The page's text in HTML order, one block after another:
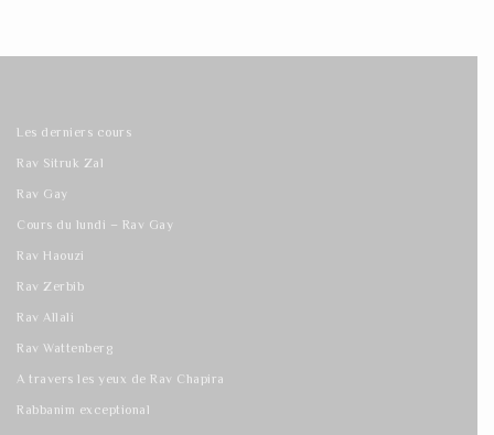
Les derniers cours
Rav Sitruk Zal
Rav Gay
Cours du lundi – Rav Gay
Rav Haouzi
Rav Zerbib
Rav Allali
Rav Wattenberg
A travers les yeux de Rav Chapira
Rabbanim exceptional